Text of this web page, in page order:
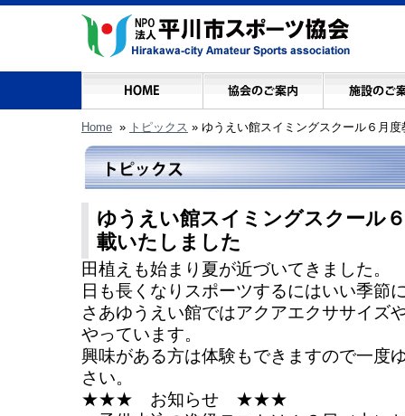
Home » トピックス » ゆうえい館スイミングスクール６月
ゆうえい館スイミングスクール
載いたしました
田植えも始まり夏が近づいてきました。
日も長くなりスポーツするにはいい季節
さあゆうえい館ではアクアエクササイズ
やっています。
興味がある方は体験もできますので一度
さい。
★★★ お知らせ ★★★